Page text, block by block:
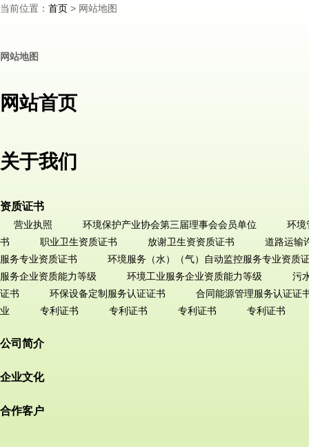
当前位置： 首页 > 网站地图
网站地图
网站首页
关于我们
资质证书
营业执照 环境保护产业协会第三届理事会会员单位
环境
书
职业卫生资质证书 放谢卫生资资质证书
道路运输
服务专业资质证书
环境服务（水）（气）自动监控服务专业资质
服务企业资质能力等级
环境工业服务企业资质能力等级
污
证书
环保设备定制服务认证证书
合同能源管理服务认证证
业
专利证书 专利证书 专利证书 专利证书
公司简介
企业文化
合作客户